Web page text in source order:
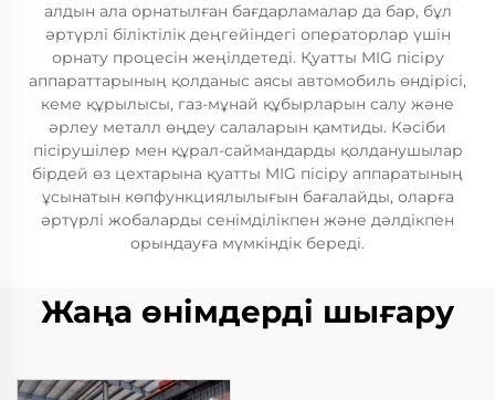
алдын ала орнатылған бағдарламалар да бар, бұл
әртүрлі біліктілік деңгейіндегі операторлар үшін
орнату процесін жеңілдетеді. Қуатты MIG пісіру
аппараттарының қолданыс аясы автомобиль өндірісі,
кеме құрылысы, газ-мұнай құбырларын салу және
әрлеу металл өңдеу салаларын қамтиды. Кәсіби
пісірушілер мен құрал-саймандарды қолданушылар
бірдей өз цехтарына қуатты MIG пісіру аппаратының
ұсынатын көпфункциялылығын бағалайды, оларға
әртүрлі жобаларды сенімділікпен және дәлдікпен
орындауға мүмкіндік береді.
Жаңа өнімдерді шығару